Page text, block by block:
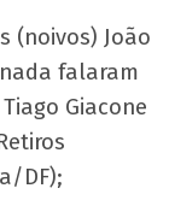
(noivos) João
falaram
Giacone
DF);